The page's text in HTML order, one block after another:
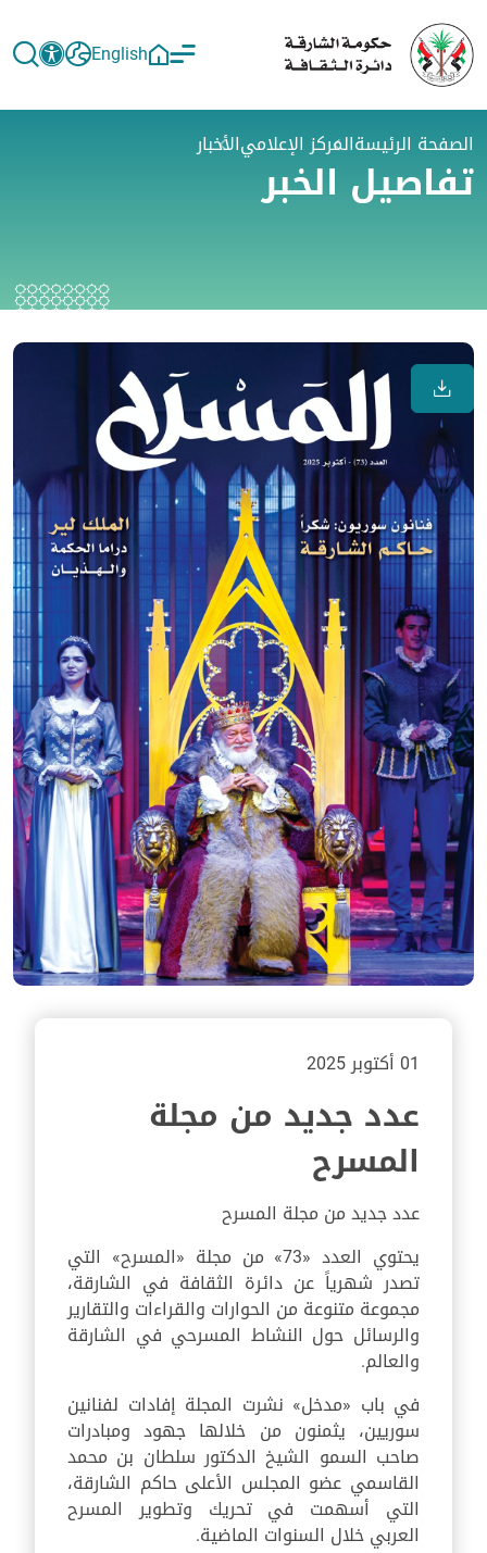
English
الصفحة الرئيسةالمركز الإعلاميالأخبار
تفاصيل الخبر
01 أكتوبر 2025
عدد جديد من مجلة
المسرح
عدد جديد من مجلة المسرح
يحتوي العدد «73» من مجلة «المسرح» التي
تصدر شهرياً عن دائرة الثقافة في الشارقة،
مجموعة متنوعة من الحوارات والقراءات والتقارير
والرسائل حول النشاط المسرحي في الشارقة
والعالم.
في باب «مدخل» نشرت المجلة إفادات لفنانين
سوريين، يثمنون من خلالها جهود ومبادرات
صاحب السمو الشيخ الدكتور سلطان بن محمد
القاسمي عضو المجلس الأعلى حاكم الشارقة،
التي أسهمت في تحريك وتطوير المسرح
العربي خلال السنوات الماضية.